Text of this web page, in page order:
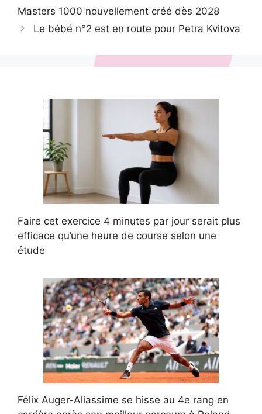
Masters 1000 nouvellement créé dès 2028
Le bébé n°2 est en route pour Petra Kvitova
Faire cet exercice 4 minutes par jour serait plus
efficace qu’une heure de course selon une
étude
Félix Auger-Aliassime se hisse au 4e rang en